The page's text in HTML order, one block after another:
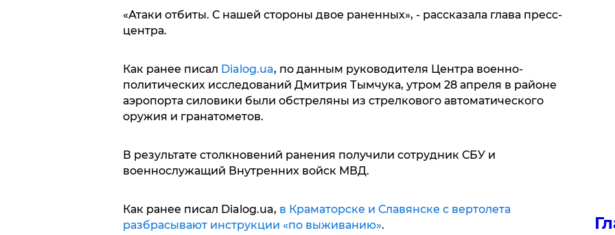
«Атаки отбиты. С нашей стороны двое раненных», - рассказала глава пресс-
центра.
Как ранее писал Dialog.ua, по данным руководителя Центра военно-
политических исследований Дмитрия Тымчука, утром 28 апреля в районе
аэропорта силовики были обстреляны из стрелкового автоматического
оружия и гранатометов.
В результате столкновений ранения получили сотрудник СБУ и
военнослужащий Внутренних войск МВД.
Как ранее писал Dialog.ua, в Краматорске и Славянске с вертолета
разбрасывают инструкции «по выживанию».